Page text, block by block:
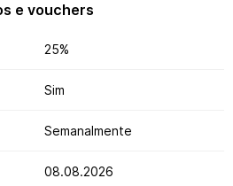
e vouchers
25%
Sim
Semanalmente
08.08.2026